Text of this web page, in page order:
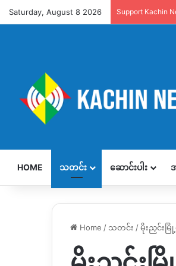
Saturday, August 8 2026 Support Kachin
HOME သတင်း ဆောင်းပါး
Home / သတင်း /မိုးညှင်းမ